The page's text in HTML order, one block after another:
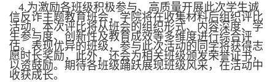
4.为激励各班级积极参与、高质量开展此次学生诚
信反诈主题教育班会，学院将在收集材料后组织评比
活动。本次评比将从班会的组织形式、内容深度、学
生参与度、创新性及教育成效等多维度进行综合评
估。表现优异的班级，参与此次活动的同学将获得志
愿时长奖励，此外，还会为相关班级颁发荣誉证书，
以资鼓励。期待各班级踊跃展现班级风采，在活动中
收获成长。